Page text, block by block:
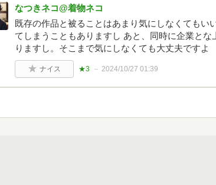
なつきネコ@着物ネコ
既存の作品と被ることはあまり気にしなくてもい
てしまうこともありますし あと、同時に企業と
りますし。そこまで気にしなくても大丈夫ですよ
ナイス ★3 2024/10/27 01:39